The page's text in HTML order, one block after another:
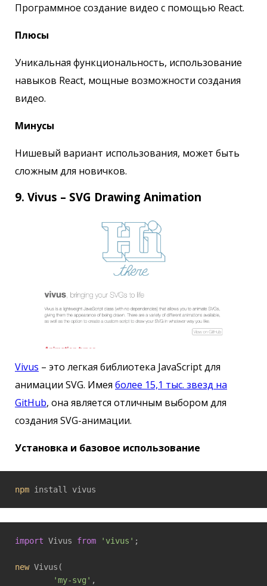
Программное создание видео с помощью React.
Плюсы
Уникальная функциональность, использование
навыков React, мощные возможности создания
видео.
Минусы
Нишевый вариант использования, может быть
сложным для новичков.
9. Vivus – SVG Drawing Animation
Vivus – это легкая библиотека JavaScript для
анимации SVG. Имея более 15,1 тыс. звезд на
GitHub, она является отличным выбором для
создания SVG-анимации.
Установка и базовое использование
npm install vivus
import Vivus from 'vivus' ;
new Vivus(
'my-svg' ,